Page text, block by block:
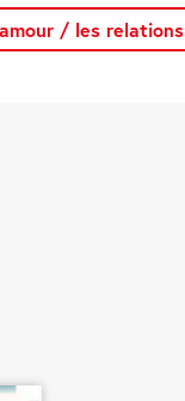
/ les relations